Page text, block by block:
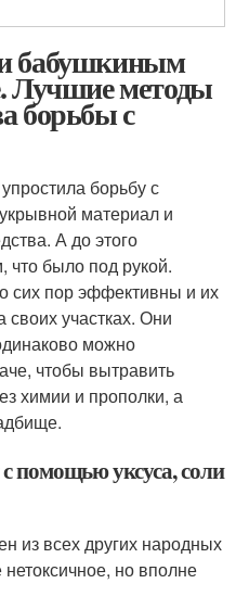
бабушкиным
Лучшие методы
борьбы с
борьбу с
материал и
А до этого
что было под рукой.
сих пор эффективны и их
участках. Они
можно
чтобы вытравить
химии и прополки, а
помощью уксуса, соли
из всех других народных
но вполне